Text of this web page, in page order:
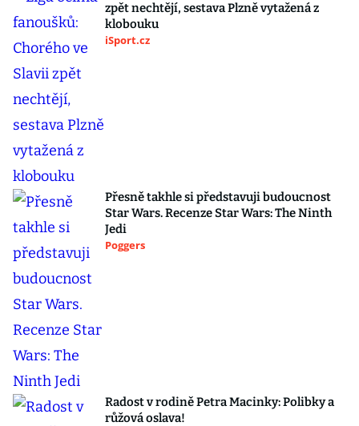
zpět nechtějí, sestava Plzně vytažená z
klobouku
iSport.cz
Přesně takhle si představuji budoucnost
Star Wars. Recenze Star Wars: The Ninth
Jedi
Poggers
Radost v rodině Petra Macinky: Polibky a
růžová oslava!